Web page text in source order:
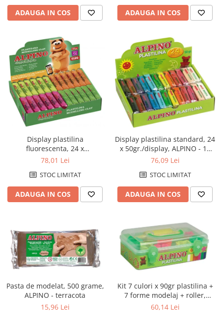
ADAUGA IN COS ADAUGA IN COS
Display plastilina
fluorescenta, 24 x
50gr./display, ALPINO - 6
78,01 Lei
STOC LIMITAT
ADAUGA IN COS
Display plastilina standard, 24
x 50gr./display, ALPINO - 12
culori asortate
76,09 Lei
STOC LIMITAT
ADAUGA IN COS
Pasta de modelat, 500 grame,
ALPINO - terracota
15,96 Lei
Kit 7 culori x 90gr plastilina +
7 forme modelaj + roller,
ALPINO
60,14 Lei